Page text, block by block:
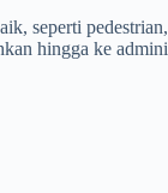
seperti
hingga ke